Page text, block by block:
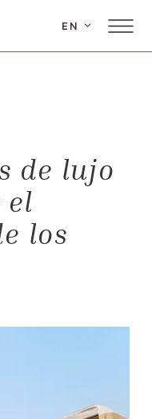
Main
Toggler
EN
de lujo
el
los